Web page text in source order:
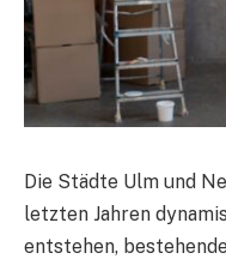
Die Städte Ulm und
letzten Jahren
entstehen,